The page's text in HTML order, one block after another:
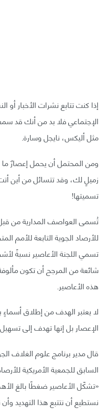
إذا كنت تتابع نشرات الأخبار
الإجتماعي فلا بد من أنك قد
مثل أليكس، نايجل وسارة.
ومن المحتمل أن يحمل إعصارٌ
زميلٍ لك، وقد تتسائل من أين
تسميتها!
تُسمى العواصف المدارية من
للأرصاد الجوية التابعة للأمم
تسمي اللجنة الأعاصير نسبةً
شائعة من المرجح أن تكون
هذه الأعاصير.
لا يعتبر الهدف من إطلاق
الإعصار بل إنها تهدف إلى
قال مدير برنامج علوم الغلاف
السابق للجمعية الأمريكية
«تشكّل الأعاصير ضغطًا بالغ
نستطيع أن نتتبع هذا التهديد